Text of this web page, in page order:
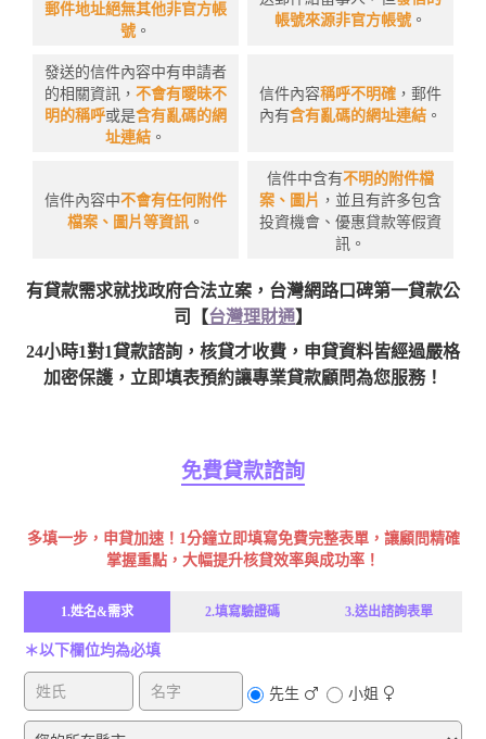
郵件地址絕無其他非官方帳
號 。
帳號來源非官方帳號 。
發送的信件內容中有申請者
的相關資訊， 不會有曖昧不
明的稱呼或是含有亂碼的網
址連結 。
信件內容稱呼不明確 ，郵件
內有含有亂碼的網址連結 。
信件內容中不會有任何附件
檔案、圖片等資訊 。
信件中含有不明的附件檔
案、圖片 ，並且有許多包含
投資機會、優惠貸款等假資
訊。
有貸款需求就找政府合法立案，台灣網路口碑第一貸款公
司【台灣理財通】
24小時1對1貸款諮詢，核貸才收費，申貸資料皆經過嚴格
加密保護，立即填表預約讓專業貸款顧問為您服務！
免費貸款諮詢
多填一步，申貸加速！1分鐘立即填寫免費完整表單，讓顧問精確
掌握重點，大幅提升核貸效率與成功率！
1.姓名&需求 2.填寫驗證碼 3.送出諮詢表單
＊以下欄位均為必填
先生 小姐